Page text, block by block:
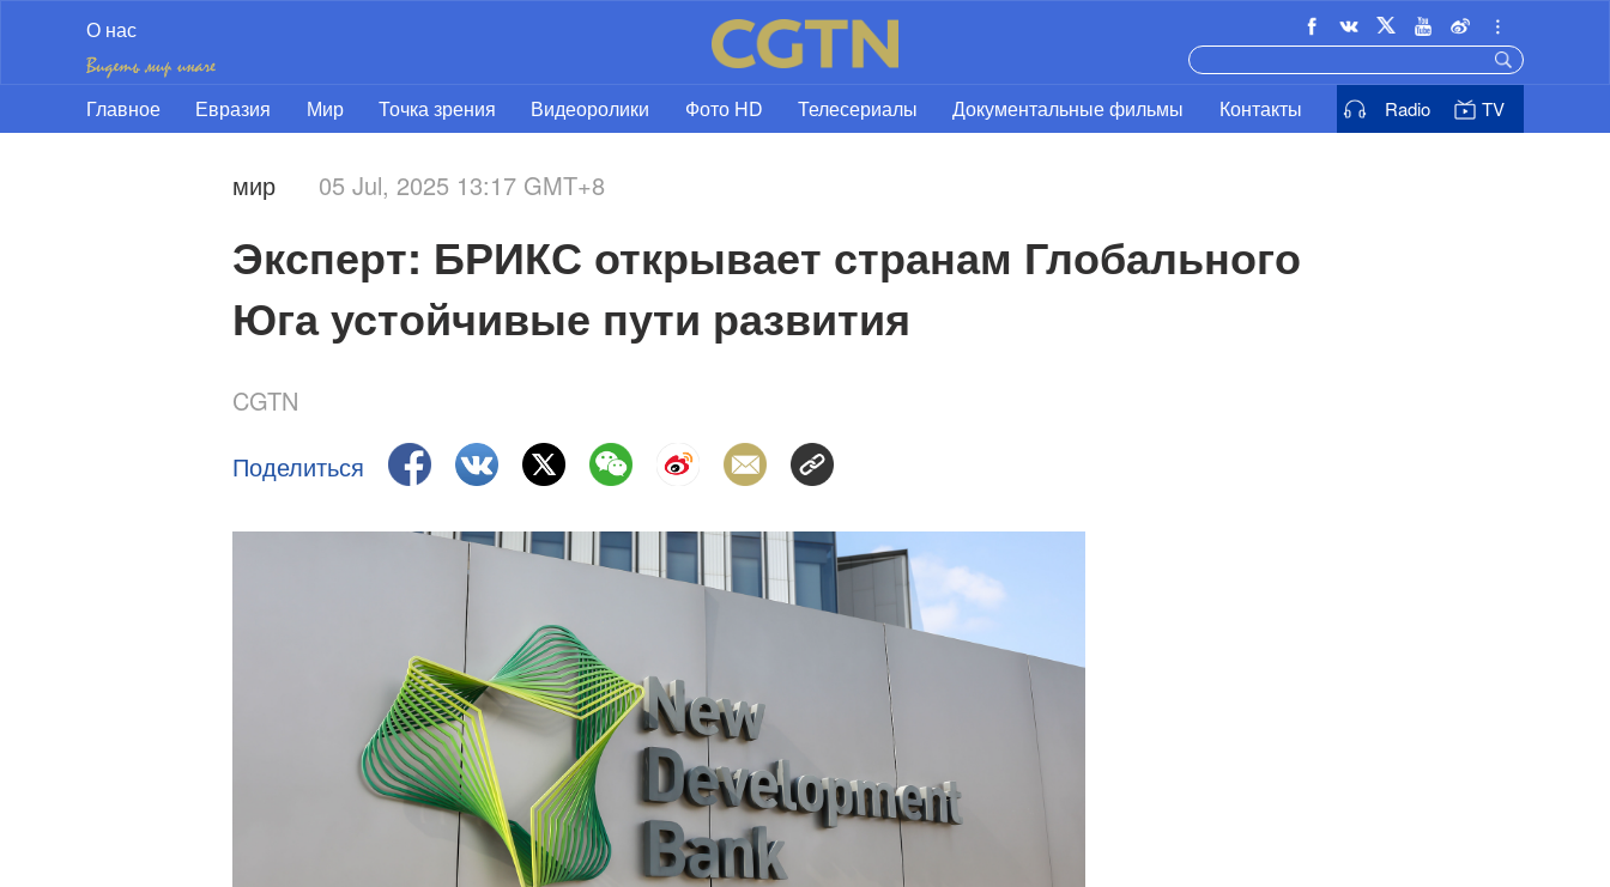
О нас
Главное Евразия Мир Точка зрения Видеоролики Фото HD Телесериалы Документальные фильмы Контакты Radio TV
мир 05 Jul, 2025 13:17 GMT+8
Эксперт: БРИКС открывает странам Глобального
Юга устойчивые пути развития
CGTN
Поделиться